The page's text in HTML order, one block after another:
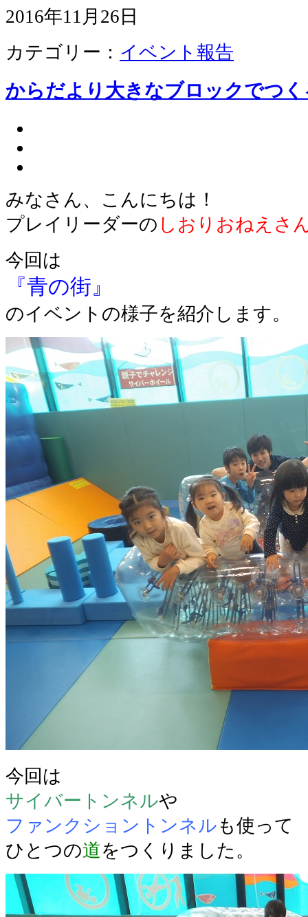
2016年11月26日
カテゴリー： イベント報告
からだより大きなブロックでつ
みなさん、こんにちは！
プレイリーダーの しおりおねえさ
今回は
『青の街』
のイベントの様子を紹介します。
今回は
サイバートンネルや
ファンクショントンネル も使って
ひとつの道をつくりました。